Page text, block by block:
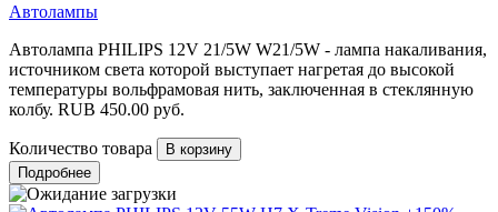
Автолампы
Автолампа PHILIPS 12V 21/5W W21/5W - лампа накаливания,
источником света которой выступает нагретая до высокой
температуры вольфрамовая нить, заключенная в стеклянную
колбу. RUB 450.00 руб.
Количество товара
Подробнее